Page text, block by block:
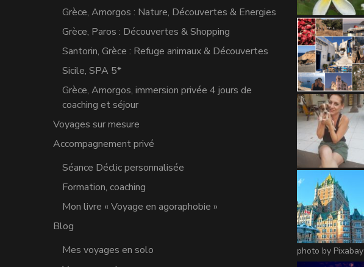
Grèce, Amorgos : Nature, Découvertes & Energies
Grèce, Paros : Découvertes & Shopping
Santorin, Grèce : Refuge animaux & Découvertes
Sicile, SPA 5*
Grèce, Amorgos, immersion privée 4 jours de
coaching et séjour
Voyages sur mesure
Accompagnement privé
Séance Déclic personnalisée
Formation, coaching
Mon livre « Voyage en agoraphobie »
Blog
Mes voyages en solo
photo by Pixabay